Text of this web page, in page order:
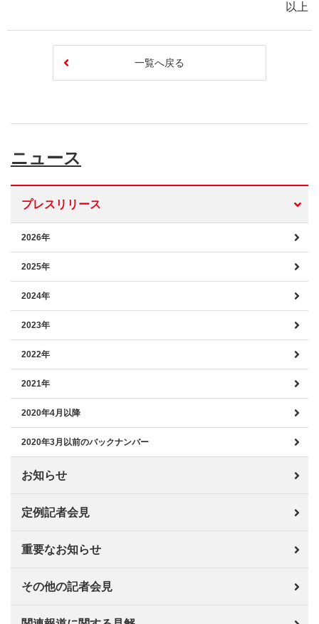
以上
一覧へ戻る
ニュース
プレスリリース
2026年
2025年
2024年
2023年
2022年
2021年
2020年4月以降
2020年3月以前のバックナンバー
お知らせ
定例記者会見
重要なお知らせ
その他の記者会見